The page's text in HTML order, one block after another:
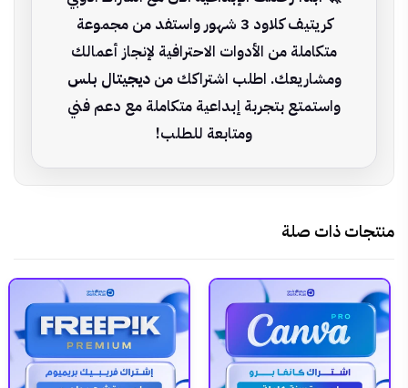
كريتيف كلاود 3 شهور واستفد من مجموعة
متكاملة من الأدوات الاحترافية لإنجاز أعمالك
ومشاريعك. اطلب اشتراكك منديجيتال بلس
واستمتع بتجربة إبداعية متكاملة مع دعم فني
ومتابعة للطلب!
منتجات ذات صلة